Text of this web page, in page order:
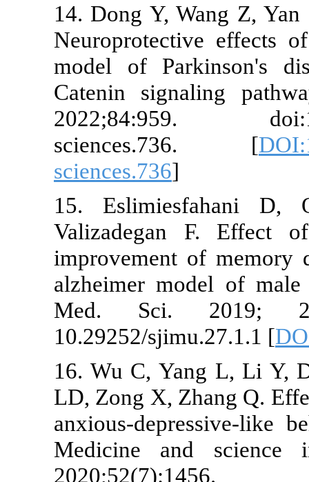
14. Dong Y,
model of
Catenin
sciences.736
15.
alzheimer
Med.
10.29252/
16. Wu C,
LD, Zong X,
anxious-
Medicine